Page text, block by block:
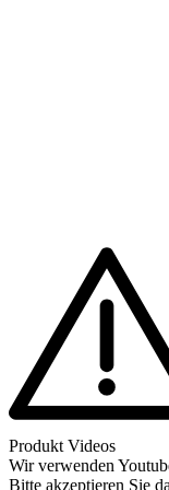
Produkt Videos
Wir verwenden
Bitte akzeptieren Sie